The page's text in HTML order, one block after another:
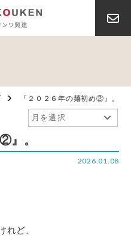
『２０２６年の麺初め②』。
』。
2026.01.08
れど、